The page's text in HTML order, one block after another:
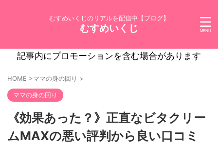
むすめいくじのリアルを配信中【ブログ】
むすめいくじ
記事内にプロモーションを含む場合があります
HOME >ママの身の回り >
ママの身の回り
《効果あった？》正直なビタクリー
ムMAXの悪い評判から良い口コミ